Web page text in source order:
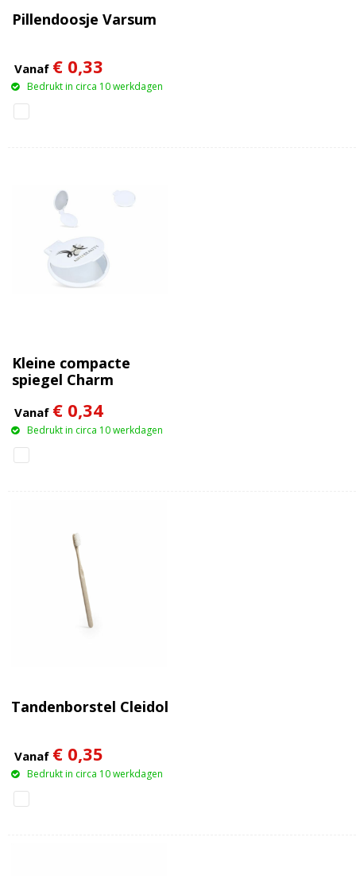
Pillendoosje Varsum
Vanaf € 0,33
Bedrukt in circa 10 werkdagen
Kleine compacte
spiegel Charm
Vanaf € 0,34
Bedrukt in circa 10 werkdagen
Tandenborstel Cleidol
Vanaf € 0,35
Bedrukt in circa 10 werkdagen